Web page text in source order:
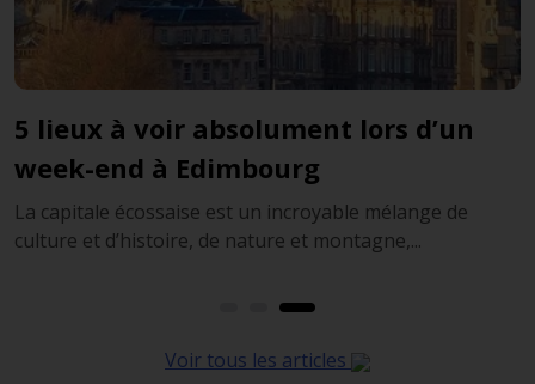
Les 5 plus beaux lochs près
d’Edimbourg
Et si vous faisiez escale en Ecosse ? Si Edimbourg est
une étape incontournable, il est très facil...
Voir tous les articles